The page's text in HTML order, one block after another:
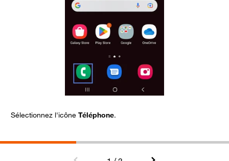
Sélectionnez l'icône Téléphone.